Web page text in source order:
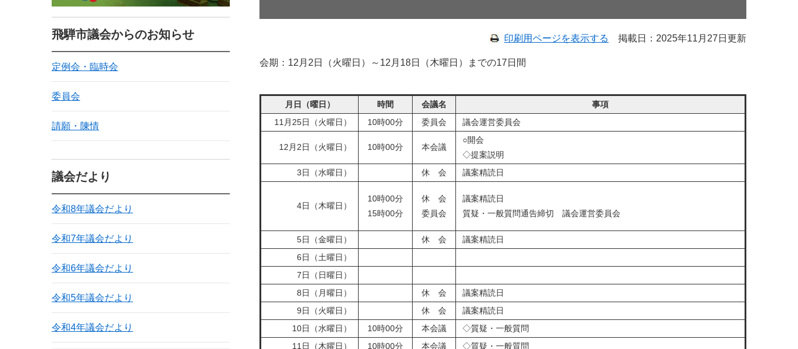
飛騨市議会からのお知らせ
定例会・臨時会
委員会
請願・陳情
議会だより
令和8年議会だより
令和7年議会だより
令和6年議会だより
令和5年議会だより
令和4年議会だより
印刷用ページを表示する 掲載日：2025年11月27日更新
会期：12月2日（火曜日）～12月18日（木曜日）までの17日間
月日（曜日） 時間 会議名
事項
11月25日（火曜日）
10時00分 委員会 議会運営委員会
12月2日（火曜日） 10時00分 本会議
○開会
◇提案説明
3日（水曜日）
休 会 議案精読日
4日（木曜日）
10時00分
15時00分
休 会
委員会
議案精読日
質疑・一般質問通告締切 議会運営委員会
5日（金曜日） 休 会
議案精読日
6日（土曜日）
7日（日曜日）
8日（月曜日）
休 会
議案精読日
9日（火曜日）
休 会
議案精読日
10日（水曜日）
10時00分 本会議
◇質疑・一般質問
11日（木曜日）
10時00分 本会議 ◇質疑・一般質問